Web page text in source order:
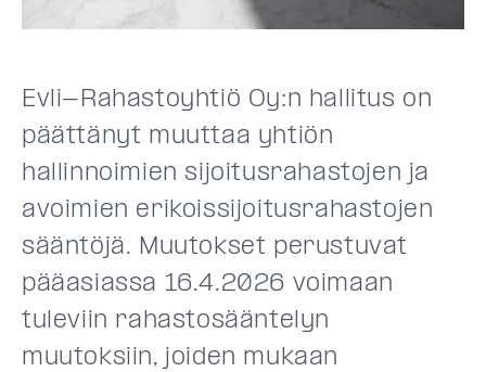
Evli-Rahastoyhtiö Oy:n hallitus on
päättänyt muuttaa yhtiön
hallinnoimien sijoitusrahastojen ja
avoimien erikoissijoitusrahastojen
sääntöjä. Muutokset perustuvat
pääasiassa 16.4.2026 voimaan
tuleviin rahastosääntelyn
muutoksiin, joiden mukaan